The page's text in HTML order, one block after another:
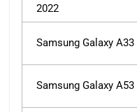
2022
Samsung Galaxy A33
Samsung Galaxy A53